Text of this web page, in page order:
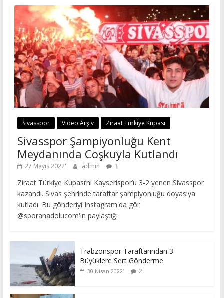
Sivasspor Video Arşiv Ziraat Türkiye Kupası
Sivasspor Şampiyonluğu Kent
Meydanında Coşkuyla Kutlandı
27 Mayıs 2022 admin 3
Ziraat Türkiye Kupası’nı Kayserispor’u 3-2 yenen Sivasspor
kazandı. Sivas şehrinde taraftar şampiyonluğu doyasıya
kutladı. Bu gönderiyi Instagram'da gör
@sporanadolucom'in paylaştığı
Trabzonspor Taraftarından 3
Büyüklere Sert Gönderme
30 Nisan 2022 2